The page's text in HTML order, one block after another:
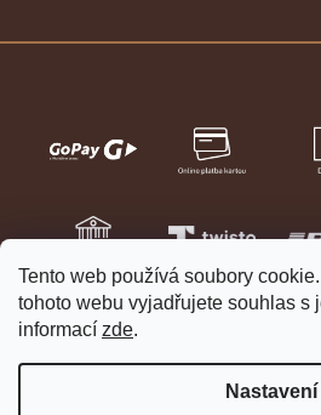
Tento web používá soubory
tohoto webu vyjadřujete souhlas s
informací zde.
Nastavení